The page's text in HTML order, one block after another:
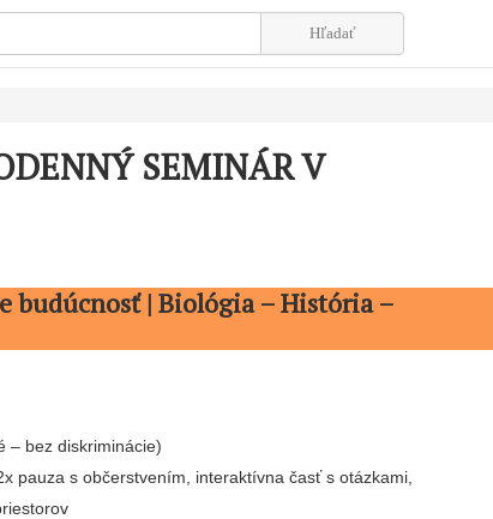
SEMINÁR V
budúcnosť | Biológia – História –
– bez diskriminácie)
pauza s občerstvením, interaktívna časť s otázkami,